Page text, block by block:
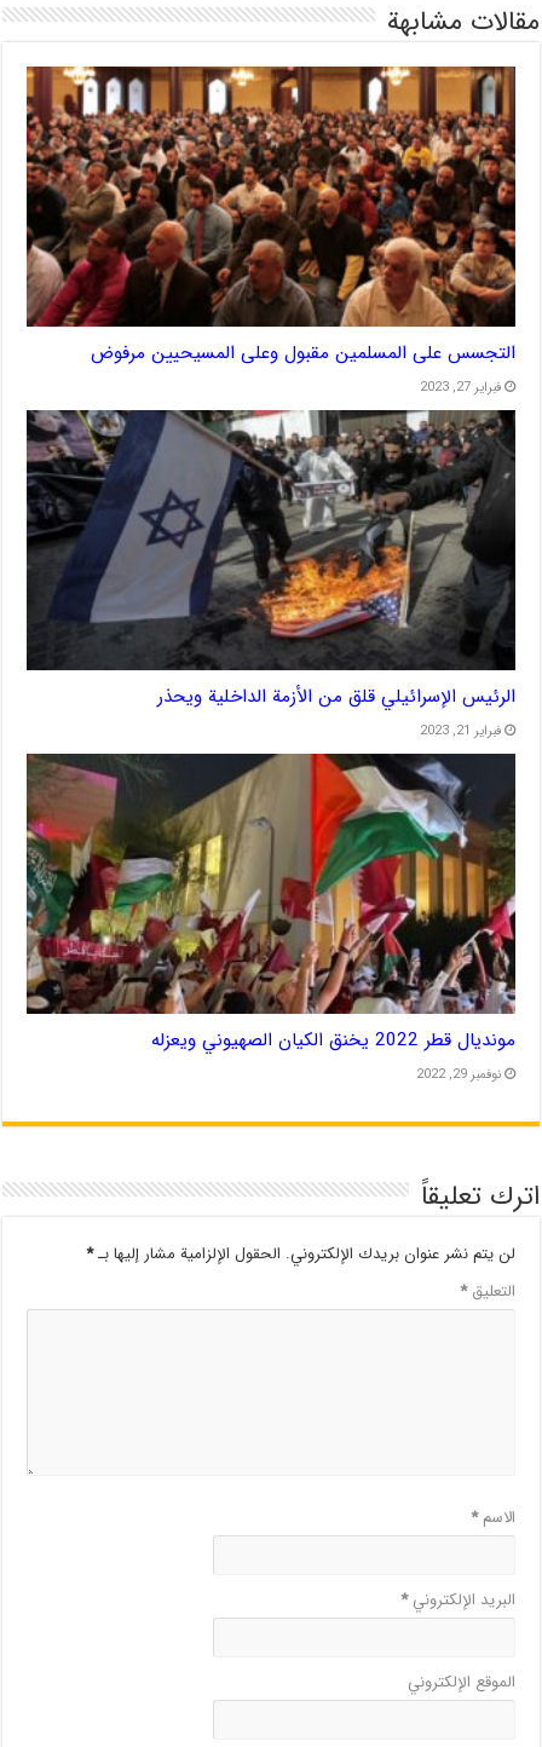
مقالات مشابهة
التجسس على المسلمين مقبول وعلى المسيحيين مرفوض
فبراير 27, 2023
الرئيس الإسرائيلي قلق من الأزمة الداخلية ويحذر
فبراير 21, 2023
مونديال قطر 2022 يخنق الكيان الصهيوني ويعزله
نوفمبر 29, 2022
اترك تعليقاً
لن يتم نشر عنوان بريدك الإلكتروني. الحقول الإلزامية مشار إليها بـ*
التعليق*
الاسم*
البريد الإلكتروني*
الموقع الإلكتروني